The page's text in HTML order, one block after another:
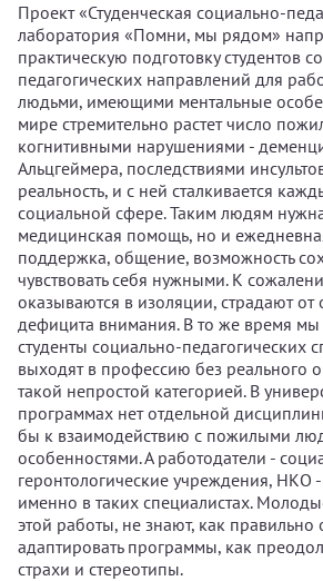
Проект «Студенческая социально-
лаборатория «Помни, мы рядом»
практическую подготовку студентов
педагогических направлений для
людьми, имеющими ментальные
мире стремительно растет число
когнитивными нарушениями -
Альцгеймера, последствиями
реальность, и с ней сталкивается
социальной сфере. Таким людям
медицинская помощь, но и
поддержка, общение, возможность
чувствовать себя нужными. К
оказываются в изоляции, страдают от
дефицита внимания. В то же время
студенты социально-педагогических
выходят в профессию без реального
такой непростой категорией. В
программах нет отдельной
бы к взаимодействию с пожилыми
особенностями. А работодатели -
геронтологические учреждения, НКО
именно в таких специалистах.
этой работы, не знают, как правильно
адаптировать программы, как
страхи и стереотипы.